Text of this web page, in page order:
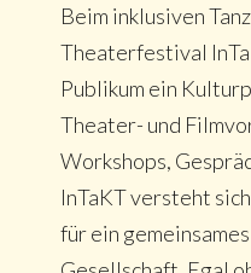
Beim inklusiven
Theaterfestival
Publikum ein
Theater- und
Workshops,
InTaKT versteht
für ein